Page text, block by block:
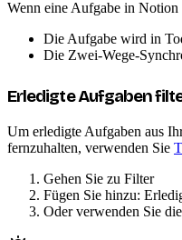
Wenn eine Aufgabe in
Die Aufgabe wird in
Die Zwei-Wege-
Erledigte Aufgaben
Um erledigte Aufgaben aus
fernzuhalten, verwenden Sie
Gehen Sie zu Filter
Fügen Sie hinzu:
Oder verwenden Sie